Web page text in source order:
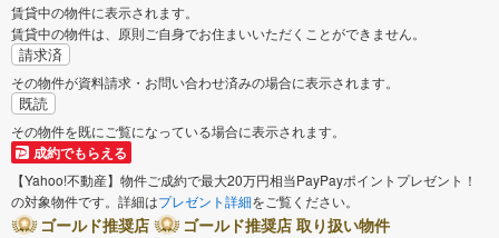
賃貸中の物件に表示されます。
賃貸中の物件は、原則ご自身でお住まいいただくことができません。
請求済
その物件が資料請求・お問い合わせ済みの場合に表示されます。
既読
その物件を既にご覧になっている場合に表示されます。
成約でもらえる
【Yahoo!不動産】物件ご成約で最大20万円相当PayPayポイントプレゼント！
の対象物件です。詳細はプレゼント詳細をご覧ください。
ゴールド推奨店
ゴールド推奨店 取り扱い物件